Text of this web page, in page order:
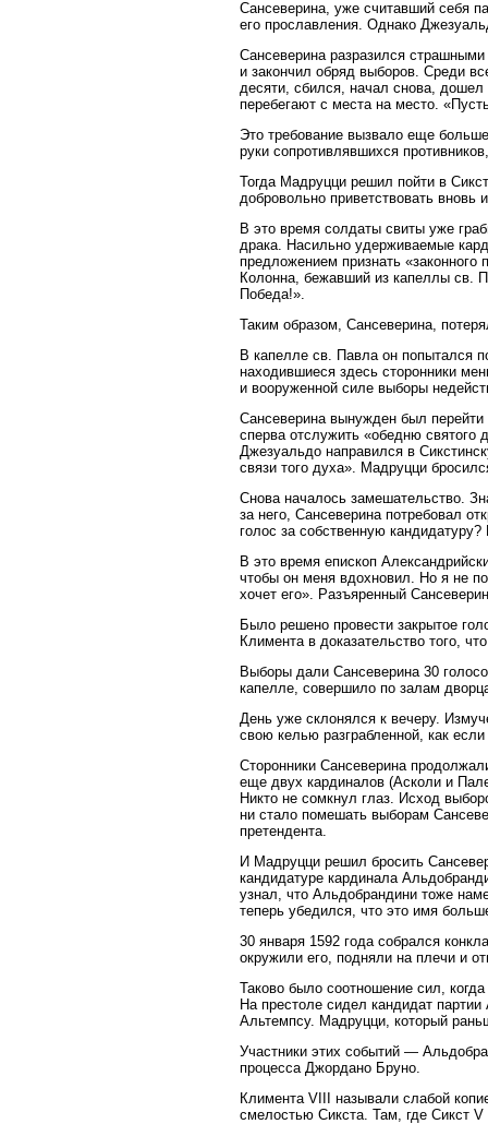
Сансеверина, уже считавший себя
его прославления. Однако
Сансеверина разразился
и закончил обряд выборов. Среди
десяти, сбился, начал снова, дошел
перебегают с места на место.
Это требование вызвало еще
руки сопротивлявшихся
Тогда Мадруцци решил пойти в
добровольно приветствовать вновь
В это время солдаты свиты уже
драка. Насильно удерживаемые
предложением признать
Колонна, бежавший из капеллы св.
Победа!».
Таким образом, Сансеверина,
В капелле св. Павла он попытался
находившиеся здесь сторонники
и вооруженной силе выборы
Сансеверина вынужден был
сперва отслужить «обедню
Джезуальдо направился в
связи того духа». Мадруцци
Снова началось замешательство.
за него, Сансеверина потребовал
голос за собственную
В это время епископ
чтобы он меня вдохновил. Но я не
хочет его». Разъяренный
Было решено провести закрытое
Климента в доказательство того,
Выборы дали Сансеверина 30
капелле, совершило по залам
День уже склонялся к вечеру.
свою келью разграбленной, как
Сторонники Сансеверина
еще двух кардиналов (Асколи и
Никто не сомкнул глаз. Исход
ни стало помешать выборам
претендента.
И Мадруцци решил бросить
кандидатуре кардинала
узнал, что Альдобрандини тоже
теперь убедился, что это имя
30 января 1592 года собрался
окружили его, подняли на плечи и
Таково было соотношение сил,
На престоле сидел кандидат
Альтемпсу. Мадруцци, который
Участники этих событий —
процесса Джордано Бруно.
Климента VIII называли слабой
смелостью Сикста. Там, где Сикст